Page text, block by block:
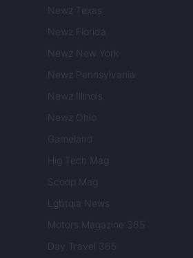
Newz Texas
Newz Florida
Newz New York
Newz Pennsylvania
Newz Illinois
Newz Ohio
Gameland
Hig Tech Mag
Scoop Mag
Lgbtqia News
Motors Magazine 365
Day Travel 365